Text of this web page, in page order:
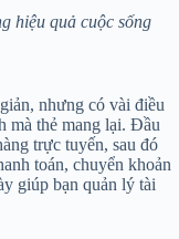
hiệu quả cuộc sống
nhưng có vài điều
mà thẻ mang lại. Đầu
trực tuyến, sau đó
toán, chuyển khoản
giúp bạn quản lý tài